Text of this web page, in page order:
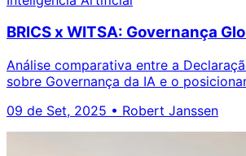
BRICS x WITSA: Governança
Análise comparativa entre a
sobre Governança da IA e o
09 de Set, 2025 • Robert Janssen